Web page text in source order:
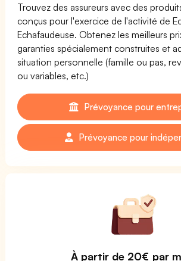
Trouvez des assureurs avec des
conçus pour l'exercice de l'activité de
Echafaudeuse. Obtenez les meilleurs
garanties spécialement construites et
situation personnelle (famille ou pas,
ou variables, etc.)
Prévoyance pour
Prévoyance pour
À partir de 20€ par